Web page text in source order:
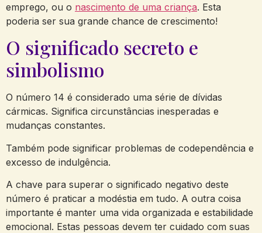
emprego, ou o nascimento de uma criança. Esta
poderia ser sua grande chance de crescimento!
O significado secreto e
simbolismo
O número 14 é considerado uma série de dívidas
cármicas. Significa circunstâncias inesperadas e
mudanças constantes.
Também pode significar problemas de codependência e
excesso de indulgência.
A chave para superar o significado negativo deste
número é praticar a modéstia em tudo. A outra coisa
importante é manter uma vida organizada e estabilidade
emocional. Estas pessoas devem ter cuidado com suas